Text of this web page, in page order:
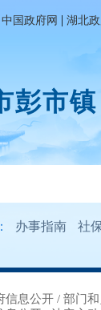
中国政府网 | 湖北政
彭市镇
办事指南 社
信息公开 / 部门